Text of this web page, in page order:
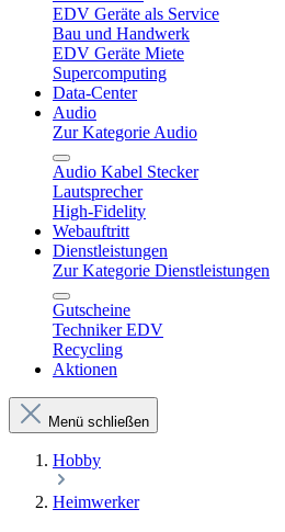
EDV Geräte als Service
Bau und Handwerk
EDV Geräte Miete
Supercomputing
Data-Center
Audio
Zur Kategorie Audio
Audio Kabel Stecker
Lautsprecher
High-Fidelity
Webauftritt
Dienstleistungen
Zur Kategorie Dienstleistungen
Gutscheine
Techniker EDV
Recycling
Aktionen
Menü schließen
Hobby
Heimwerker